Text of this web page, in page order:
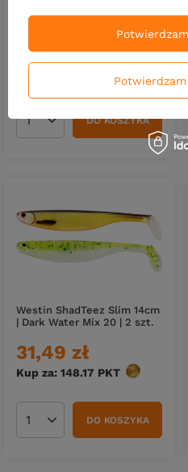
Slim 7,5cm | Tiger Perch
5,73 zł
Ilość produktówDO KOSZYKA
Westin ShadTeez Slim 14cm
| Dark Water Mix 20 | 2 szt.
31,49 zł
Kup za: 148.17 PKT punktów
Ilość produktówDO KOSZYKA